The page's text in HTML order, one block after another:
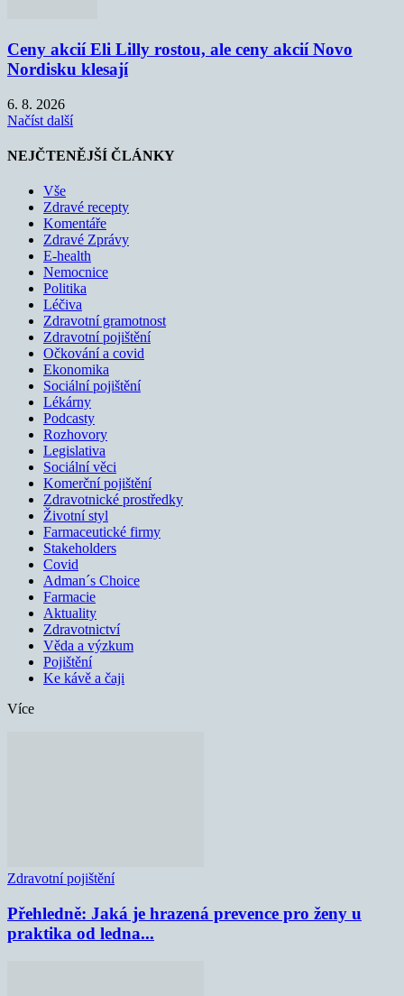
Ceny akcií Eli Lilly rostou, ale ceny akcií Novo
Nordisku klesají
6. 8. 2026
Načíst další
NEJČTENĚJŠÍ ČLÁNKY
Vše
Zdravé recepty
Komentáře
Zdravé Zprávy
E-health
Nemocnice
Politika
Léčiva
Zdravotní gramotnost
Zdravotní pojištění
Očkování a covid
Ekonomika
Sociální pojištění
Lékárny
Podcasty
Rozhovory
Legislativa
Sociální věci
Komerční pojištění
Zdravotnické prostředky
Životní styl
Farmaceutické firmy
Stakeholders
Covid
Adman´s Choice
Farmacie
Aktuality
Zdravotnictví
Věda a výzkum
Pojištění
Ke kávě a čaji
Více
Zdravotní pojištění
Přehledně: Jaká je hrazená prevence pro ženy u
praktika od ledna...